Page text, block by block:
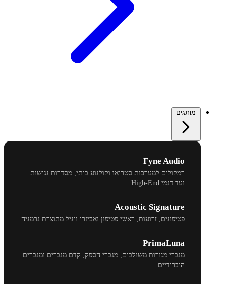
מותגים
Fyne Audio
רמקולים למערכות סטריאו וקולנוע ביתי, מסדרות נגישות
ועד דגמי High-End
Acoustic Signature
פטיפונים, זרועות, ראשי פטיפון ואביזרי ויניל מתוצרת גרמניה
PrimaLuna
מגברי מנורות משולבים, מגברי הספק, קדם מגברים ומגברים
היברידיים